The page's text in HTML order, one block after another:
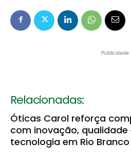
Publicidade
Relacionadas:
Óticas Carol reforça
com inovação, qualidade
tecnologia em Rio Branco